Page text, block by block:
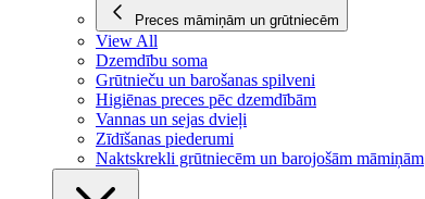
Preces māmiņām un grūtniecēm
View All
Dzemdību soma
Grūtnieču un barošanas spilveni
Higiēnas preces pēc dzemdībām
Vannas un sejas dvieļi
Zīdīšanas piederumi
Naktskrekli grūtniecēm un barojošām māmiņām